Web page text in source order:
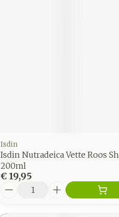
Isdin
Isdin Nutradeica Vette Roos Sh
200ml
€ 19,95